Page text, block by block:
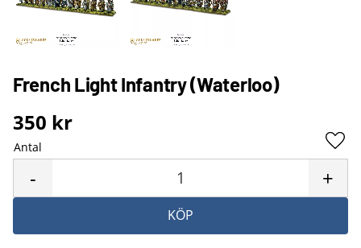
French Light Infantry (Waterloo)
350 kr
Antal
+
-
KÖP